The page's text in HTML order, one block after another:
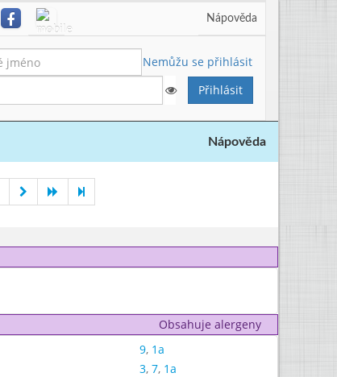
Nápověda
Nemůžu se přihlásit
Nápověda
Obsahuje alergeny
9, 1a
3, 7, 1a